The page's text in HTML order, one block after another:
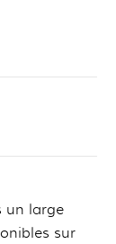
un large
sur